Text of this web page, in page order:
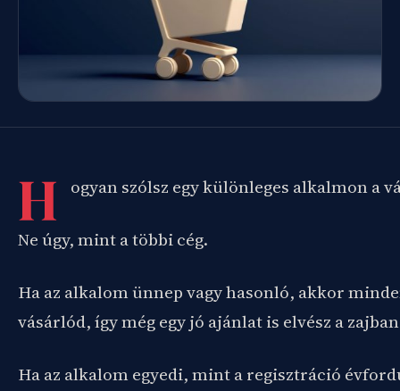
H ogyan szólsz egy különleges alkalmon a
Ne úgy, mint a többi cég.
Ha az alkalom ünnep vagy hasonló, akkor
vásárlód, így még egy jó ajánlat is elvész a
Ha az alkalom egyedi, mint a regisztráció